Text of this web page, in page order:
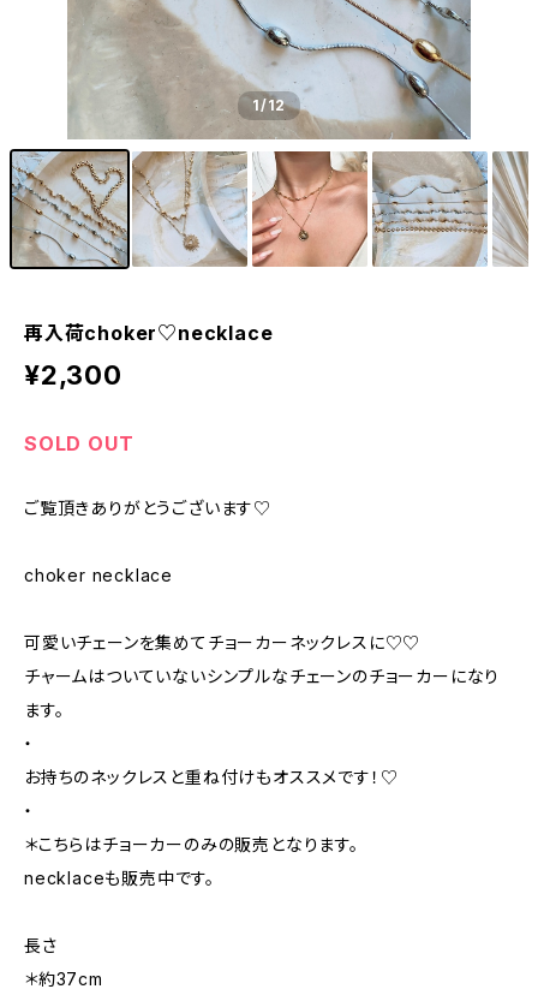
1/12
再入荷choker♡necklace
¥2,300
SOLD OUT
ご覧頂きありがとうございます♡
choker necklace
可愛いチェーンを集めてチョーカーネックレスに♡♡
チャームはついていないシンプルなチェーンのチョーカーになり
ます。
・
お持ちのネックレスと重ね付けもオススメです！♡
・
＊こちらはチョーカーのみの販売となります。
necklaceも販売中です。
長さ
＊約37cm